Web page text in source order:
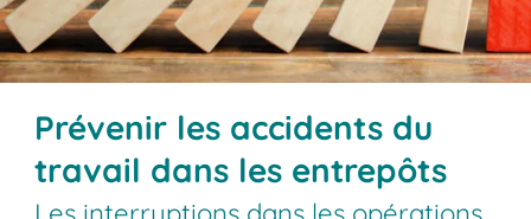
Prévenir les accidents du
travail dans les entrepôts